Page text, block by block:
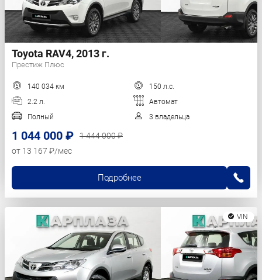
Toyota RAV4, 2013 г.
Престиж Плюс
140 034 км
150 л.с.
2.2 л.
Автомат
Полный
3 владельца
1 044 000 ₽
1 444 000 ₽
от 13 167 ₽/мес
Подробнее
VIN